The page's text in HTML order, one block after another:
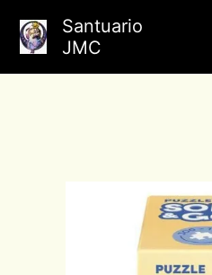
Santuario
JMC